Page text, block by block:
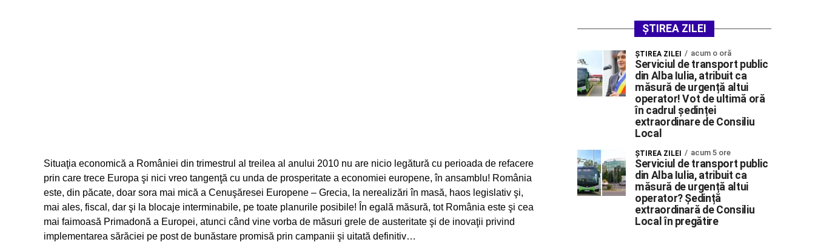
Situaţia economică a României din trimestrul al treilea al anului 2010 nu are nicio legătură cu perioada de refacere
prin care trece Europa şi nici vreo tangenţă cu unda de prosperitate a economiei europene, în ansamblu! România
este, din păcate, doar sora mai mică a Cenuşăresei Europene – Grecia, la nerealizări în masă, haos legislativ şi,
mai ales, fiscal, dar şi la blocaje interminabile, pe toate planurile posibile! În egală măsură, tot România este şi cea
mai faimoasă Primadonă a Europei, atunci când vine vorba de măsuri grele de austeritate şi de inovaţii privind
implementarea sărăciei pe post de bunăstare promisă prin campanii şi uitată definitiv…
ȘTIREA ZILEI
ŞTIREA ZILEI acum o oră
Serviciul de transport public
din Alba Iulia, atribuit ca
măsură de urgență altui
operator! Vot de ultimă oră
în cadrul ședinței
extraordinare de Consiliu
Local
ŞTIREA ZILEI acum 5 ore
Serviciul de transport public
din Alba Iulia, atribuit ca
măsură de urgență altui
operator? Ședință
extraordinară de Consiliu
Local în pregătire